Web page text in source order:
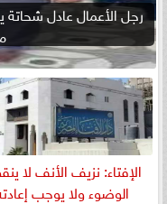
رجل الأعمال عادل شحاتة
الإفتاء: نزيف الأنف لا
الوضوء ولا يوجب